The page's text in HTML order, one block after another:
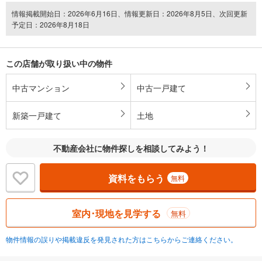
情報掲載開始日：2026年6月16日、情報更新日：2026年8月5日、次回更新
予定日：2026年8月18日
この店舗が取り扱い中の物件
中古マンション 中古一戸建て
新築一戸建て 土地
不動産会社に物件探しを相談してみよう！
資料をもらう 無料
室内･現地を見学する 無料
物件情報の誤りや掲載違反を発見された方はこちらからご連絡ください。